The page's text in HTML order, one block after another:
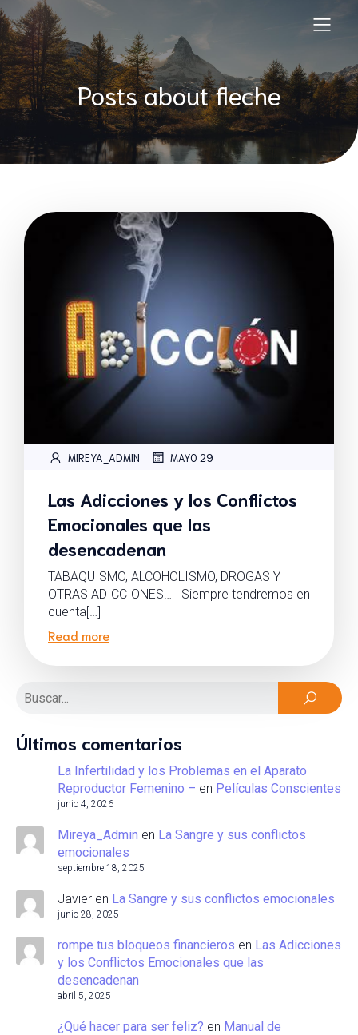
Posts about fleche
MIREYA_ADMIN | MAYO 29
Las Adicciones y los Conflictos
Emocionales que las
desencadenan
TABAQUISMO, ALCOHOLISMO, DROGAS Y
OTRAS ADICCIONES… Siempre tendremos en
cuenta[…]
Read more
Últimos comentarios
La Infertilidad y los Problemas en el Aparato
Reproductor Femenino – en Películas Conscientes
junio 4, 2026
Mireya_Admin en La Sangre y sus conflictos
emocionales
septiembre 18, 2025
Javier en La Sangre y sus conflictos emocionales
junio 28, 2025
rompe tus bloqueos financieros en Las Adicciones
y los Conflictos Emocionales que las
desencadenan
abril 5, 2025
¿Qué hacer para ser feliz? en Manual de